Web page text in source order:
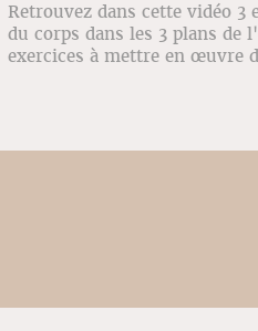
Retrouvez dans cette vidéo 3
du corps dans les 3 plans de
exercices à mettre en œuvre